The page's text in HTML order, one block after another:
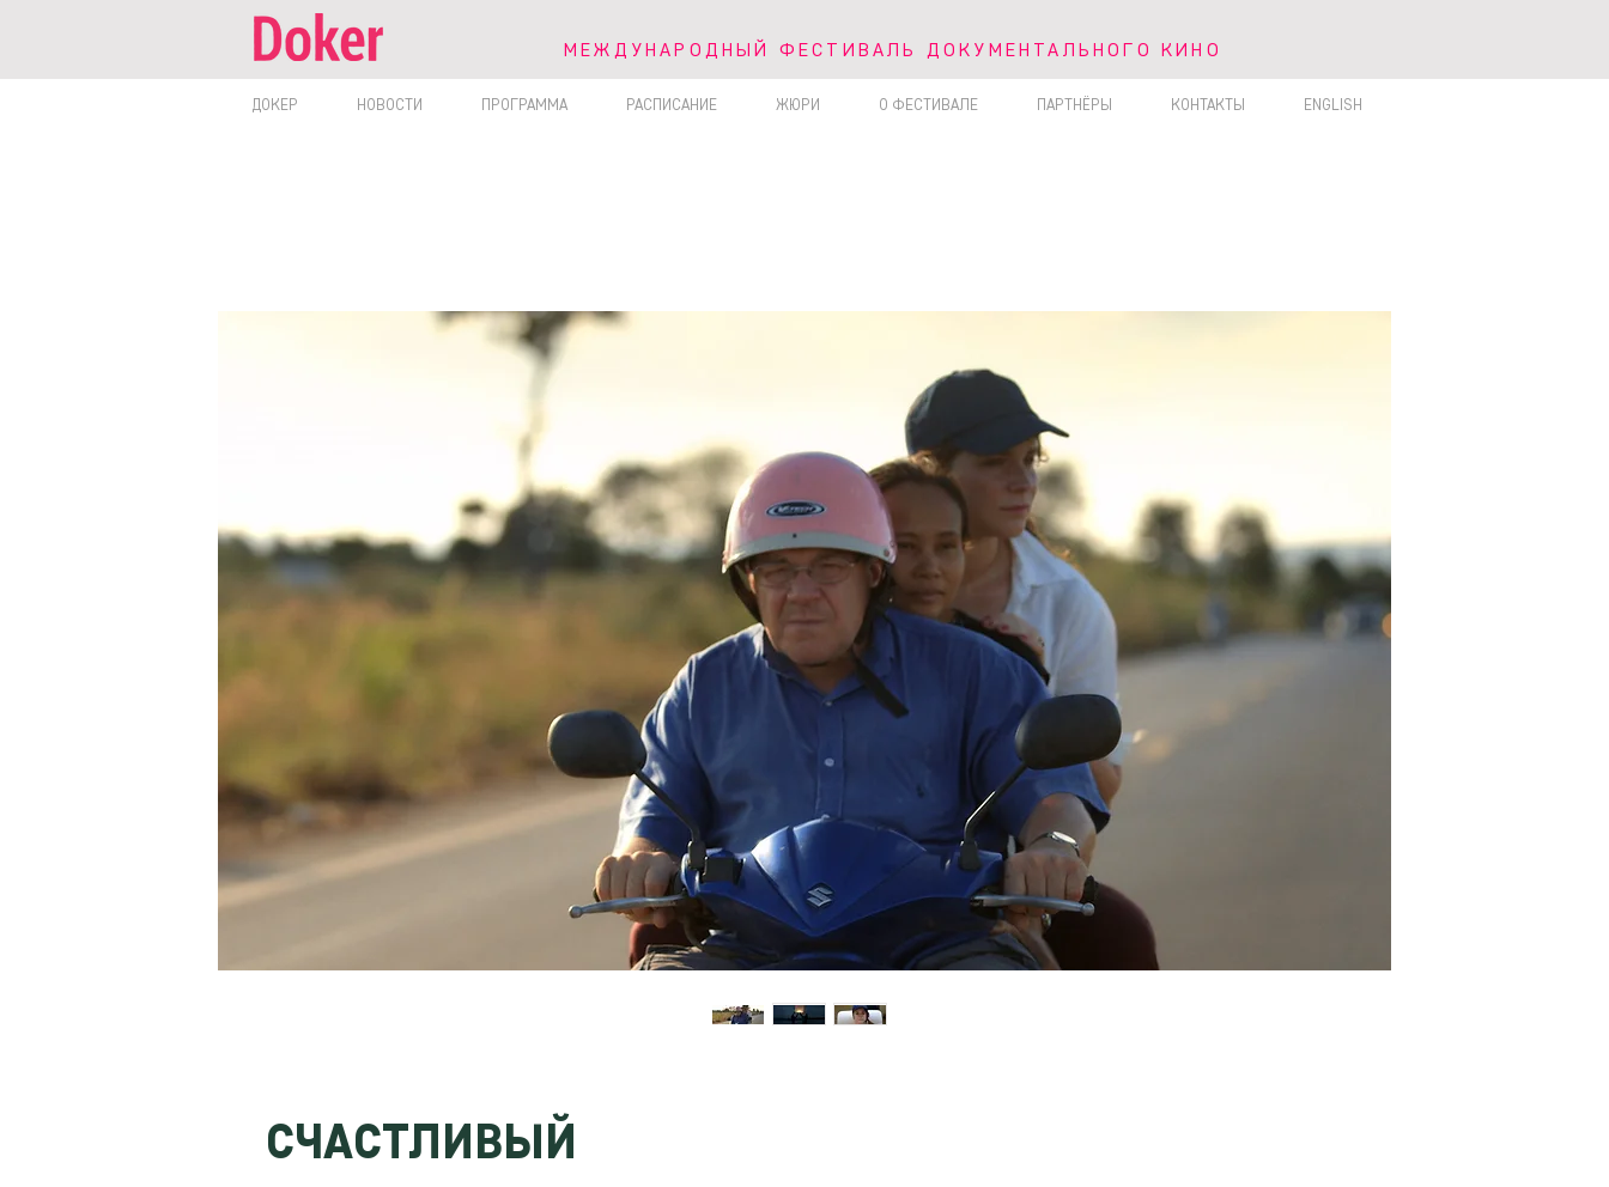
ДОКЕР НОВОСТИ ПРОГРАММА РАСПИСАНИЕ ЖЮРИ О ФЕСТИВАЛЕ ПАРТНЁРЫ КОНТАКТЫ ENGLISH
V МЕЖДУНАРОДНЫЙ ФЕСТИВАЛЬ ДОКУМЕНТАЛЬНОГО КИНО
МЕЖДУНАРОДНЫЙ ФЕСТИВАЛЬ ДОКУМЕНТАЛЬНОГО КИНО
СЧАСТЛИВЫЙ